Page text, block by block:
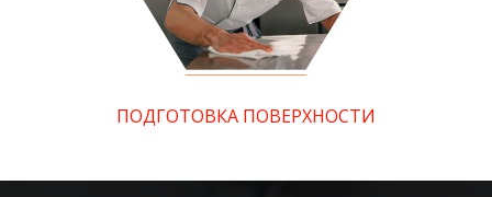
ПОДГОТОВКА ПОВЕРХНОСТИ